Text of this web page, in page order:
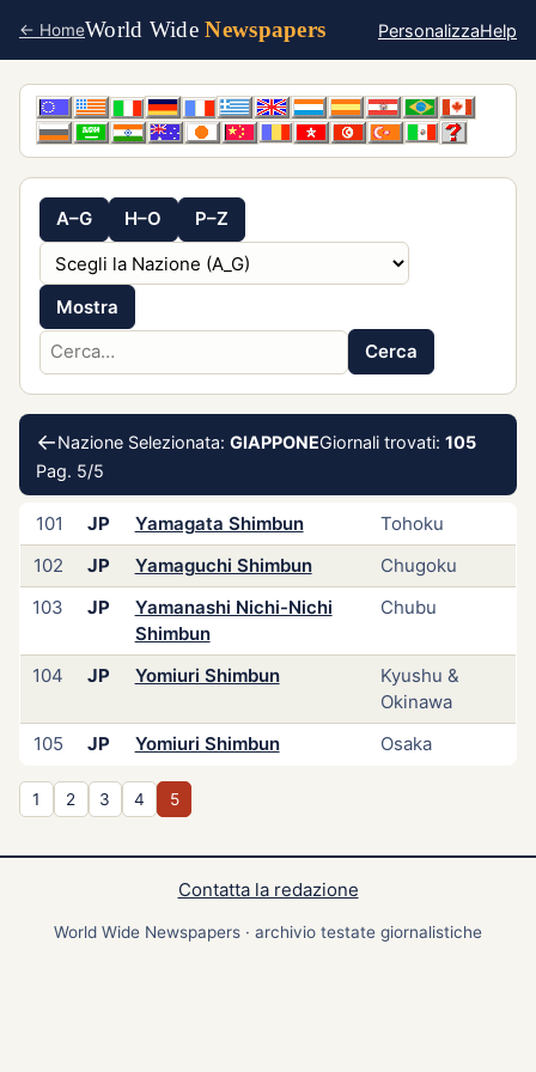
← HomeWorld WideNewspapers PersonalizzaHelp
A–G H–O P–Z
Mostra
Cerca
←Nazione Selezionata:GIAPPONEGiornali trovati:105
Pag. 5/5
101 JP Yamagata Shimbun
Tohoku
102
JP Yamaguchi Shimbun
Chugoku
103
JP
Yamanashi Nichi-Nichi
Shimbun
Chubu
104 JP Yomiuri Shimbun
Kyushu &
Okinawa
105
JP Yomiuri Shimbun Osaka
1 2 3 4 5
Contatta la redazione
World Wide Newspapers · archivio testate giornalistiche